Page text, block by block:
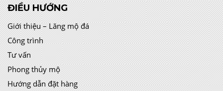
ĐIỀU HƯỚNG
Giới thiệu – Lăng mộ đá
Công trình
Tư vấn
Phong thủy mộ
Hướng dẫn đặt hàng